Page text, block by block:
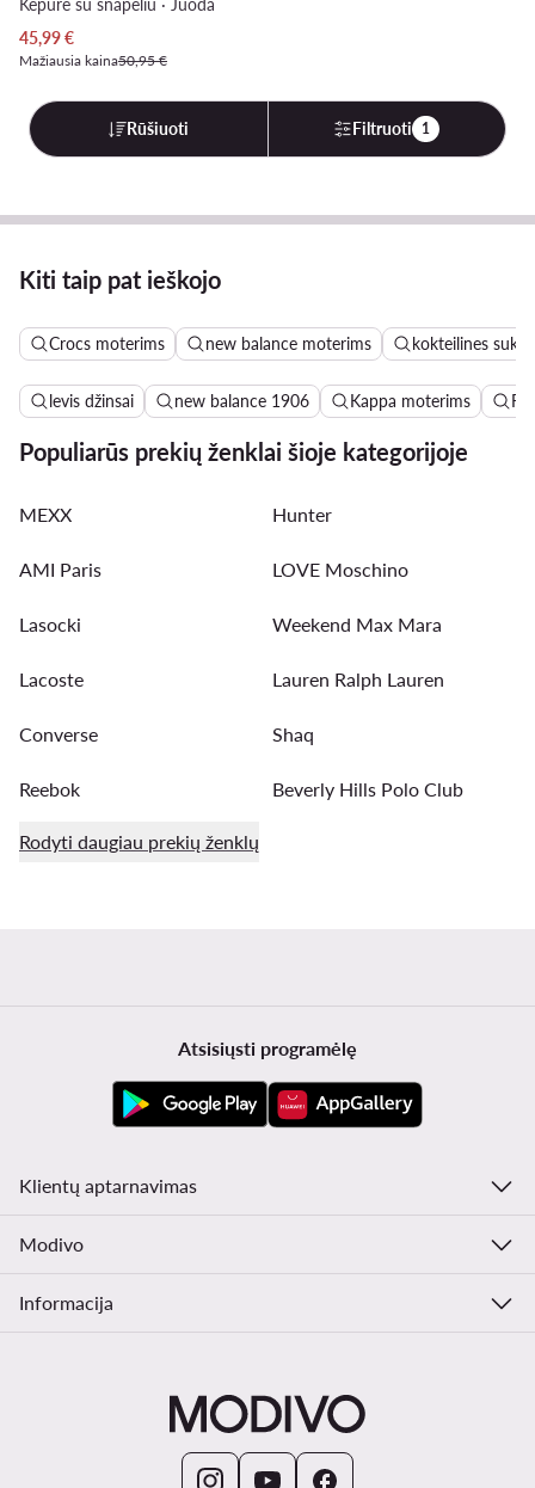
Dabartinė kaina
45,99€
Mažiausia kaina50,95 €
Rūšiuoti Filtruoti 1
Kiti taip pat ieškojo
Crocs moterims new balance moterims kokteilines
levis džinsai new balance 1906 Kappa moterims
Populiarūs prekių ženklai šioje kategorijoje
MEXX Hunter
AMI Paris LOVE Moschino
Lasocki Weekend Max Mara
Lacoste Lauren Ralph Lauren
Converse Shaq
Reebok Beverly Hills Polo Club
Rodyti daugiau prekių ženklų
Atsisiųsti programėlę
Klientų aptarnavimas
Modivo
Informacija